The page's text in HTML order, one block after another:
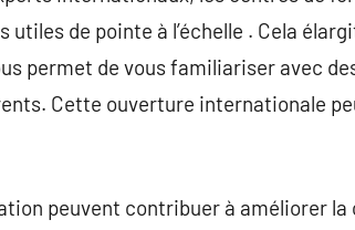
utiles de pointe à l’échelle . Cela
permet de vous familiariser avec
Cette ouverture internationale
peuvent contribuer à améliorer la